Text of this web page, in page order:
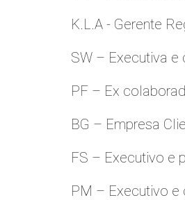
K.L.A - Gerente
SW – Executiva e
PF – Ex
BG – Empresa
FS – Executivo e
PM – Executivo e